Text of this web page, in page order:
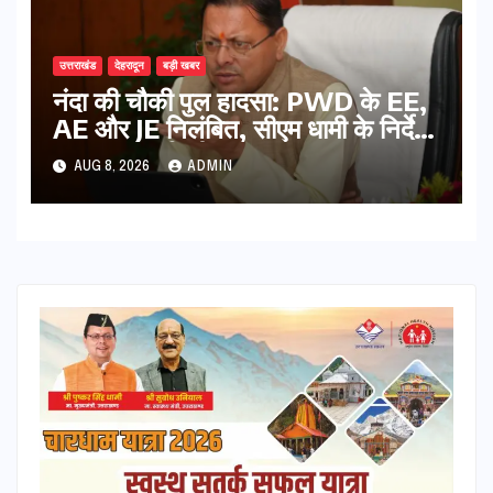
उत्तराखंड देहरादून बड़ी खबर
नंदा की चौकी पुल हादसा: PWD के EE,
AE और JE निलंबित, सीएम धामी के निर्देश
पर सख्त कार्रवाई
AUG 8, 2026 ADMIN